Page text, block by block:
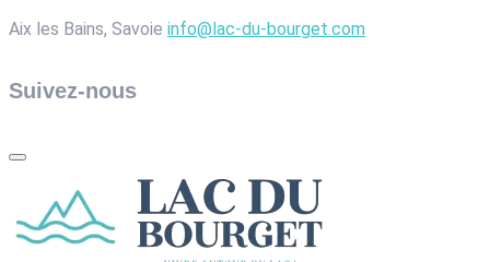
Aix les Bains, Savoie info@lac-du-bourget.com
Suivez-nous